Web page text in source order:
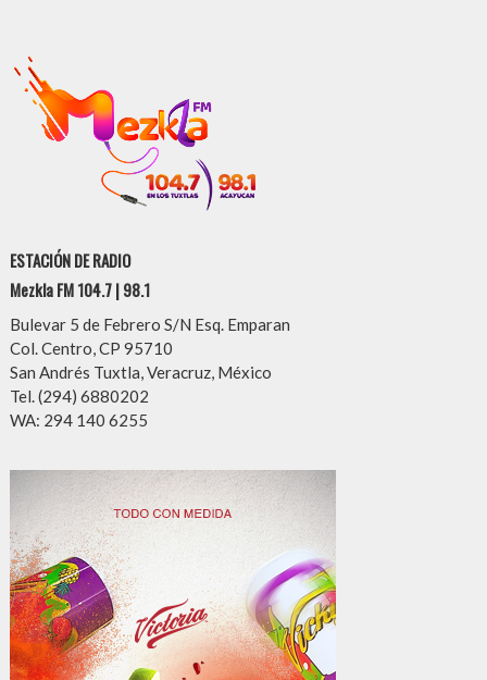
ESTACIÓN DE RADIO
Mezkla FM 104.7 | 98.1
Bulevar 5 de Febrero S/N Esq. Emparan
Col. Centro, CP 95710
San Andrés Tuxtla, Veracruz, México
Tel. (294) 6880202
WA: 294 140 6255